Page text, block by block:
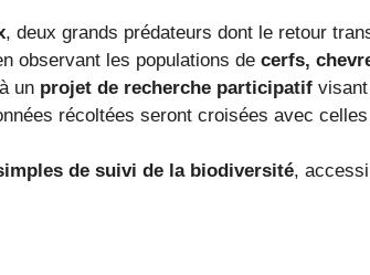
, deux grands prédateurs dont le retour
observant les populations de cerfs,
un projet de recherche participatifvisant
récoltées seront croisées avec
de suivi de la biodiversité,